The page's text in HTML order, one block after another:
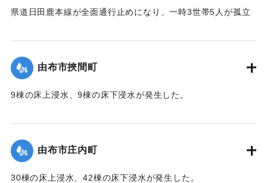
県道日田鹿本線が全面通行止めになり、一時3世帯5人が孤立
（第 22 報）】
2020/7/6｜固有コード: 01215060
由布市挾間町
9棟の床上浸水、9棟の床下浸水が発生した。
｜固有コード:
由布市庄内町
30棟の床上浸水、42棟の床下浸水が発生した。